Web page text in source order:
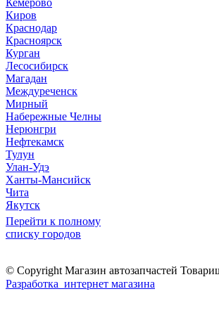
Кемерово
Киров
Краснодар
Красноярск
Курган
Лесосибирск
Магадан
Междуреченск
Мирный
Набережные Челны
Нерюнгри
Нефтекамск
Тулун
Улан-Удэ
Ханты-Мансийск
Чита
Якутск
Перейти к полному
списку городов
© Copyright Магазин автозапчастей
Разработка интернет магазина